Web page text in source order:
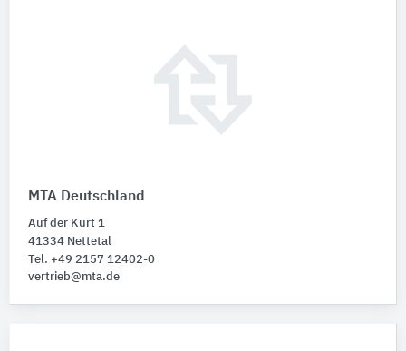
MTA Deutschland
Auf der Kurt 1
41334 Nettetal
Tel. +49 2157 12402-0
vertrieb@mta.de